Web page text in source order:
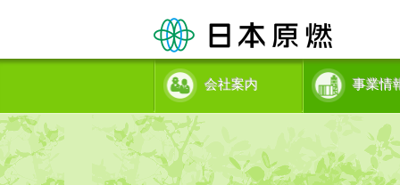
会社案内 事業情